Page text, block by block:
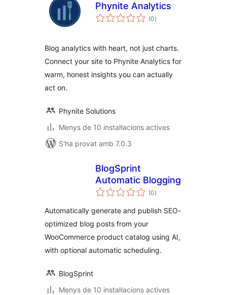
Phynite Analytics
(0puntuacions
totals
)
Blog analytics with heart, not just charts.
Connect your site to Phynite Analytics for
warm, honest insights you can actually
act on.
Phynite Solutions
Menys de 10 instal·lacions actives
S'ha provat amb 7.0.3
BlogSprint
Automatic Blogging
(0puntuacions
totals
)
Automatically generate and publish SEO-
optimized blog posts from your
WooCommerce product catalog using AI,
with optional automatic scheduling.
BlogSprint
Menys de 10 instal·lacions actives